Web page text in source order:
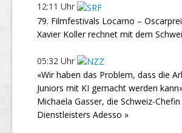
12:11 Uhr
79. Filmfestivals Locarno –
Xavier Koller rechnet mit dem
05:32 Uhr
«Wir haben das Problem, dass die
Juniors mit KI gemacht werden
Michaela Gasser, die Schweiz-
Dienstleisters Adesso »